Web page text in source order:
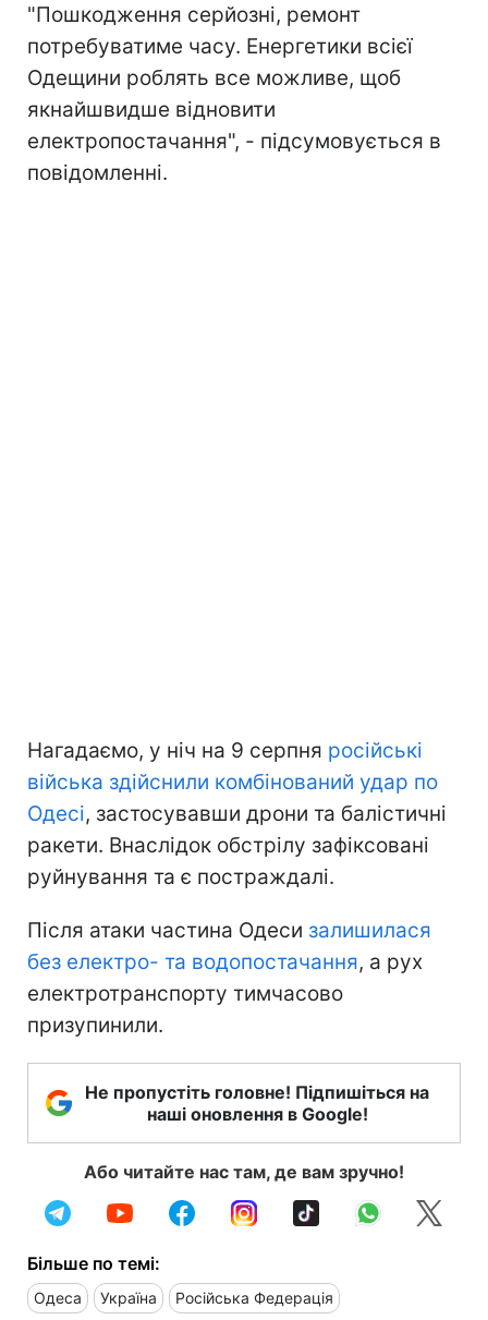
"Пошкодження серйозні, ремонт
потребуватиме часу. Енергетики всієї
Одещини роблять все можливе, щоб
якнайшвидше відновити
електропостачання", - підсумовується в
повідомленні.
Нагадаємо, у ніч на 9 серпня російські
війська здійснили комбінований удар по
Одесі, застосувавши дрони та балістичні
ракети. Внаслідок обстрілу зафіксовані
руйнування та є постраждалі.
Після атаки частина Одеси залишилася
без електро- та водопостачання, а рух
електротранспорту тимчасово
призупинили.
Не пропустіть головне! Підпишіться на
наші оновлення в Google!
Або читайте нас там, де вам зручно!
Більше по темі:
Одеса Україна Російська Федерація